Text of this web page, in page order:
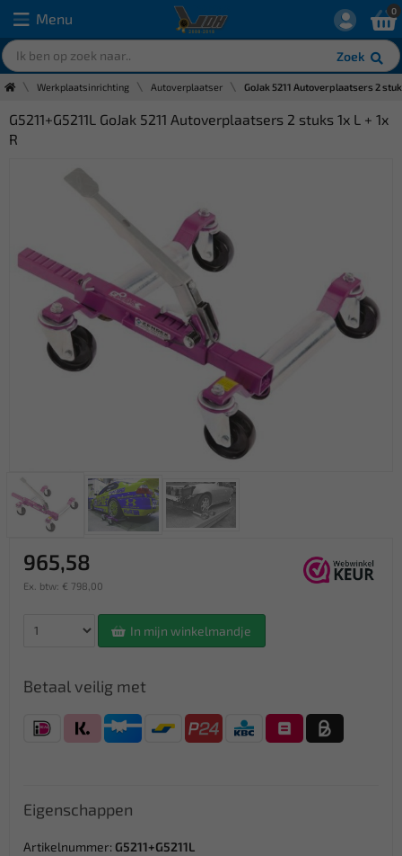
Menu
Zoek
0
Werkplaatsinrichting Autoverplaatser GoJak 5211 Autoverplaatsers 2
G5211+G5211L GoJak 5211 Autoverplaatsers 2 stuks 1x L + 1x
R
965,58
Ex. btw: € 798,00
In mijn winkelmandje
Betaal veilig met
Eigenschappen
Artikelnummer: G5211+G5211L